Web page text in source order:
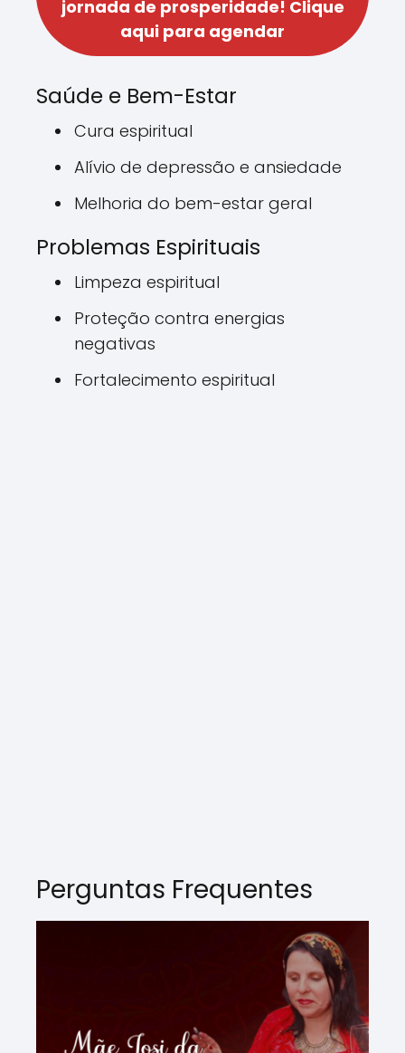
jornada de prosperidade! Clique
aqui para agendar
Saúde e Bem-Estar
Cura espiritual
Alívio de depressão e ansiedade
Melhoria do bem-estar geral
Problemas Espirituais
Limpeza espiritual
Proteção contra energias
negativas
Fortalecimento espiritual
Perguntas Frequentes